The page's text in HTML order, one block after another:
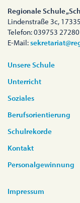
Unsere Schule
Unterricht
Soziales
Berufsorientierung
Schulrekorde
Kontakt
Personalgewinnung
Impressum
Regionale Schule
Lindenstraße 3c,
Telefon: 039753 27280
E-Mail: